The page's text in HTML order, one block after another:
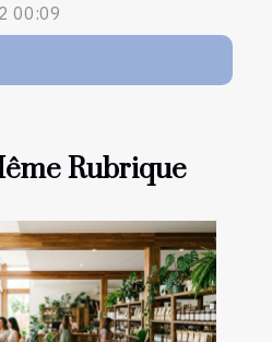
00:09
Rubrique